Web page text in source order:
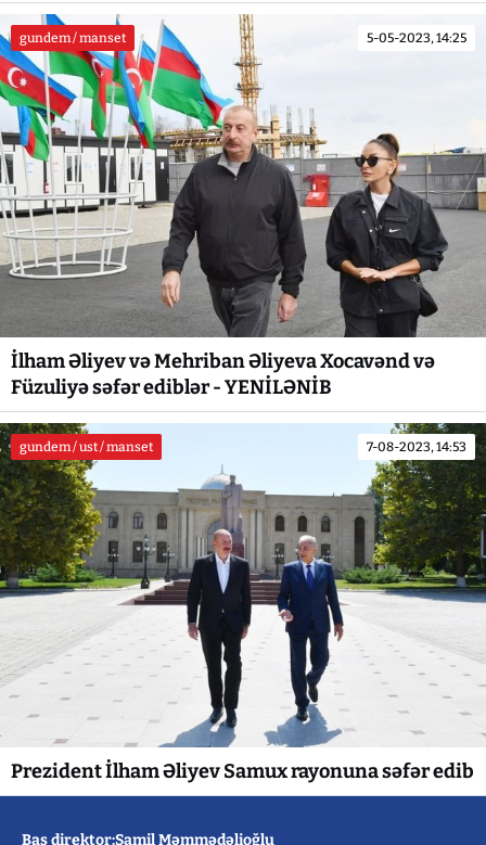
gundem / manset 5-05-2023, 14:25
İlham Əliyev və Mehriban Əliyeva Xocavənd və
Füzuliyə səfər ediblər - YENİLƏNİB
gundem / ust / manset 7-08-2023, 14:53
Prezident İlham Əliyev Samux rayonuna səfər edib
Baş direktor:Şamil Məmmədəlioğlu